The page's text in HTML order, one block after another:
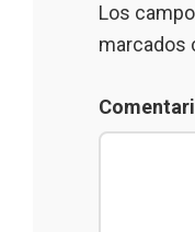
Los
marcados